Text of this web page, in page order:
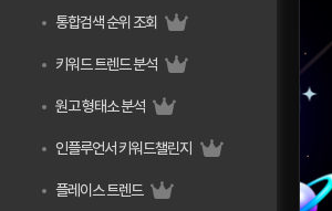
통합검색 순위 조회
키워드 트렌드 분석
원고 형태소 분석
인플루언서 키워드챌린지
플레이스 트렌드